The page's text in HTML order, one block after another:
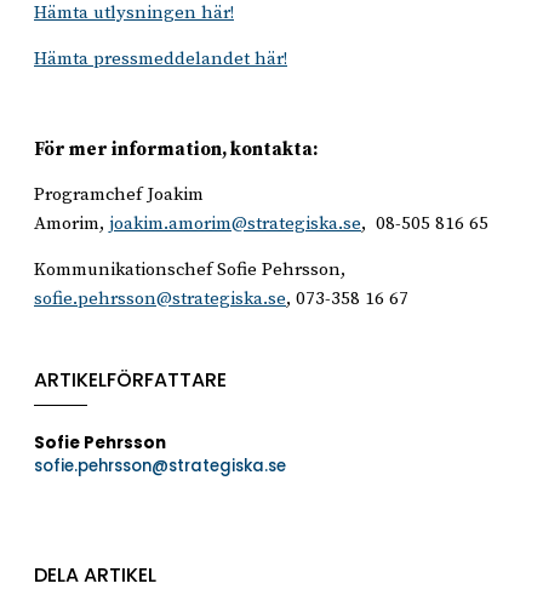
Hämta utlysningen här!
Hämta pressmeddelandet här!
För mer information, kontakta:
Programchef Joakim
Amorim, joakim.amorim@strategiska.se, 08-505 816 65
Kommunikationschef Sofie Pehrsson,
sofie.pehrsson@strategiska.se, 073-358 16 67
ARTIKELFÖRFATTARE
Sofie Pehrsson
sofie.pehrsson@strategiska.se
DELA ARTIKEL